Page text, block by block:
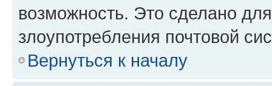
возможность. Это сделано
злоупотребления почтовой
Вернуться к началу